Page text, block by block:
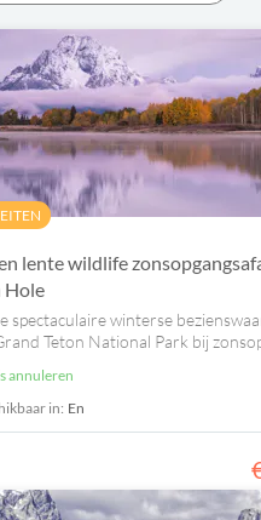
lente wildlife
Hole
spectaculaire winterse
Teton National Park bij
4-5 uur durende safari in het wild.
annuleren
in: En